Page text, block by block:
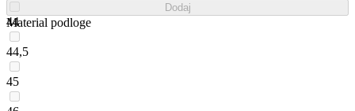
44
44,5
45
Dodaj
Material podloge